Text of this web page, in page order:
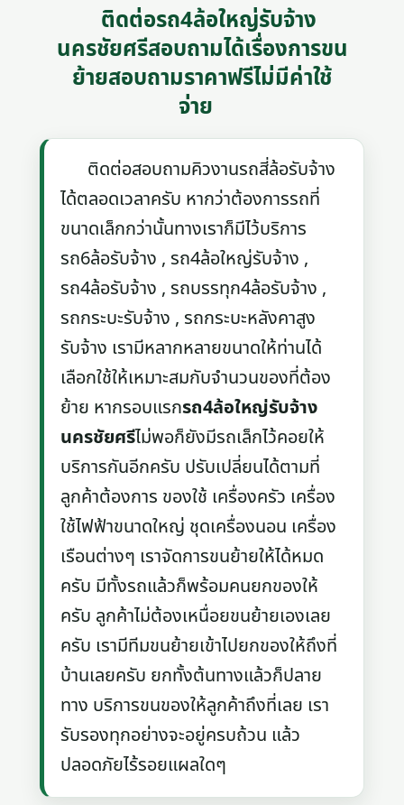
ติดต่อรถ4ล้อใหญ่รับจ้าง
นครชัยศรีสอบถามได้เรื่องการขน
ย้ายสอบถามราคาฟรีไม่มีค่าใช้
จ่าย
ติดต่อสอบถามคิวงานรถสี่ล้อรับจ้าง
ได้ตลอดเวลาครับ หากว่าต้องการรถที่
ขนาดเล็กกว่านั้นทางเราก็มีไว้บริการ
รถ6ล้อรับจ้าง , รถ4ล้อใหญ่รับจ้าง ,
รถ4ล้อรับจ้าง , รถบรรทุก4ล้อรับจ้าง ,
รถกระบะรับจ้าง , รถกระบะหลังคาสูง
รับจ้าง เรามีหลากหลายขนาดให้ท่านได้
เลือกใช้ให้เหมาะสมกับจำนวนของที่ต้อง
ย้าย หากรอบแรกรถ4ล้อใหญ่รับจ้าง
นครชัยศรีไม่พอก็ยังมีรถเล็กไว้คอยให้
บริการกันอีกครับ ปรับเปลี่ยนได้ตามที่
ลูกค้าต้องการ ของใช้ เครื่องครัว เครื่อง
ใช้ไฟฟ้าขนาดใหญ่ ชุดเครื่องนอน เครื่อง
เรือนต่างๆ เราจัดการขนย้ายให้ได้หมด
ครับ มีทั้งรถแล้วก็พร้อมคนยกของให้
ครับ ลูกค้าไม่ต้องเหนื่อยขนย้ายเองเลย
ครับ เรามีทีมขนย้ายเข้าไปยกของให้ถึงที่
บ้านเลยครับ ยกทั้งต้นทางแล้วก็ปลาย
ทาง บริการขนของให้ลูกค้าถึงที่เลย เรา
รับรองทุกอย่างจะอยู่ครบถ้วน แล้ว
ปลอดภัยไร้รอยแผลใดๆ